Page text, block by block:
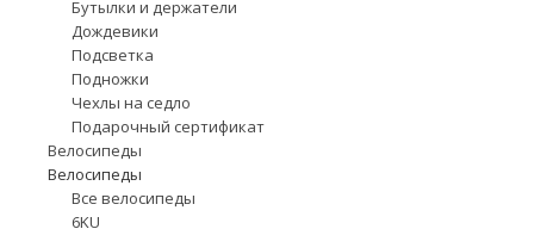
Бутылки и держатели
Дождевики
Подсветка
Подножки
Чехлы на седло
Подарочный сертификат
Велосипеды
Велосипеды
Все велосипеды
6KU